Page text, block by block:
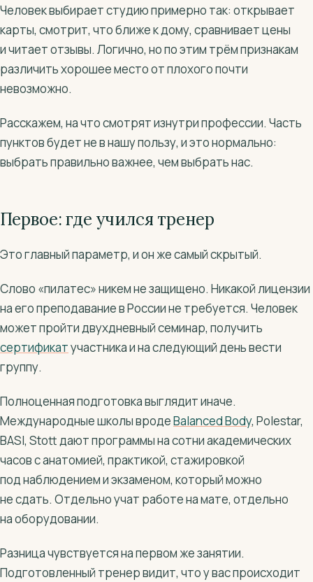
Человек выбирает студию примерно так: открывает
карты, смотрит, что ближе к дому, сравнивает цены
и читает отзывы. Логично, но по этим трём признакам
различить хорошее место от плохого почти
невозможно.
Расскажем, на что смотрят изнутри профессии. Часть
пунктов будет не в нашу пользу, и это нормально:
выбрать правильно важнее, чем выбрать нас.
Первое: где учился тренер
Это главный параметр, и он же самый скрытый.
Слово «пилатес» никем не защищено. Никакой лицензии
на его преподавание в России не требуется. Человек
может пройти двухдневный семинар, получить
сертификатучастника и на следующий день вести
группу.
Полноценная подготовка выглядит иначе.
Международные школы вродеBalanced Body, Polestar,
BASI, Stott дают программы на сотни академических
часов с анатомией, практикой, стажировкой
под наблюдением и экзаменом, который можно
не сдать. Отдельно учат работе на мате, отдельно
на оборудовании.
Разница чувствуется на первом же занятии.
Подготовленный тренер видит, что у вас происходит